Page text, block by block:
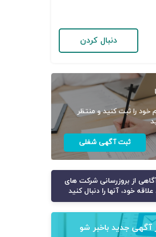
دنبال کردن
را ثبت کنید و منتظر
ثبت آگهی شغلی
از بروزرسانی شرکت های
علاقه خود، آنها را دنبال کنید
آگهی‌ جدید باخبر شو